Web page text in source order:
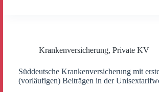
Krankenversicherung, Private KV
Süddeutsche Krankenversicherung mit
(vorläufigen) Beiträgen in der